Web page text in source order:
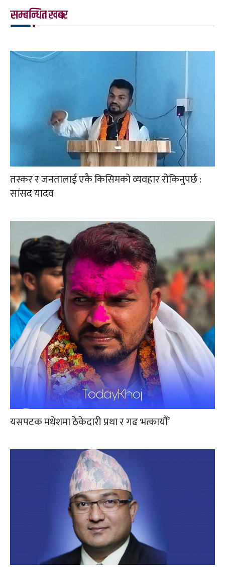
सम्बन्धित खबर
तस्कर र जनतालाई एकै किसिमको व्यवहार रोकिनुपर्छ :
सांसद यादव
यसपटक मधेशमा ठेकेदारी प्रथा र गढ भत्कायौं’